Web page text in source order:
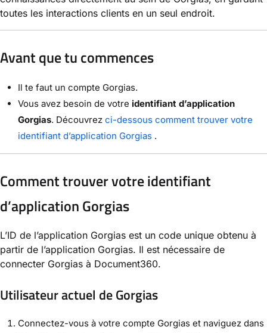
toutes les interactions clients en un seul endroit.
Avant que tu commences
Il te faut un compte Gorgias.
Vous avez besoin de votre identifiant d’application
Gorgias. Découvrez ci-dessous comment trouver votre
identifiant d’application Gorgias .
Comment trouver votre identifiant
d’application Gorgias
L’ID de l’application Gorgias est un code unique obtenu à
partir de l’application Gorgias. Il est nécessaire de
connecter Gorgias à Document360.
Utilisateur actuel de Gorgias
Connectez-vous à votre compte Gorgias et naviguez dans